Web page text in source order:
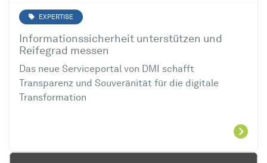
EXPERTISE
Informationssicherheit unterstützen und
Reifegrad messen
Das neue Serviceportal von DMI schafft
Transparenz und Souveränität für die digitale
Transformation